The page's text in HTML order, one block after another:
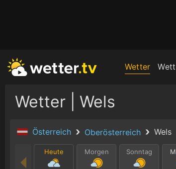
Wetter
Wetter | Wels
Österreich Oberösterreich Wels
Heute Morgen Sonntag